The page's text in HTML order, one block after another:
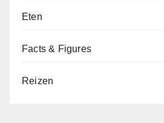
Eten
Facts & Figures
Reizen